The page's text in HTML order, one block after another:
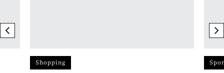
previous element
Shopping